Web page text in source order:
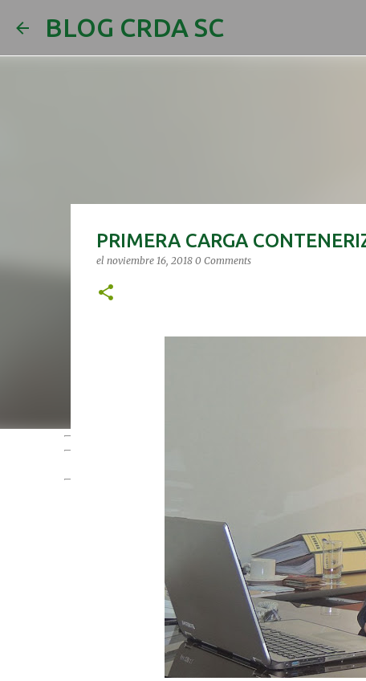
BLOG CRDA SC
PRIMERA CARGA
el noviembre 16, 2018 0 Comments